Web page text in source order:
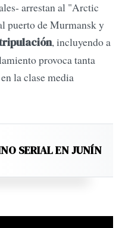
arrestan al "Arctic
puerto de Murmansk y
, incluyendo a
provoca tanta
la clase media
SERIAL EN JUNÍN